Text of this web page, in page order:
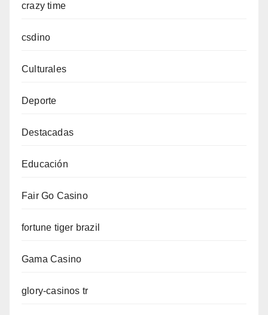
crazy time
csdino
Culturales
Deporte
Destacadas
Educación
Fair Go Casino
fortune tiger brazil
Gama Casino
glory-casinos tr